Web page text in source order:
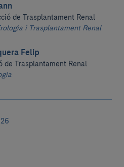
de Trasplantament Renal
i Trasplantament Renal
Felip
de Trasplantament Renal